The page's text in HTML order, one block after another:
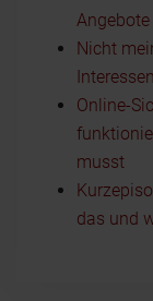
Nicht
Online-
musst
das und